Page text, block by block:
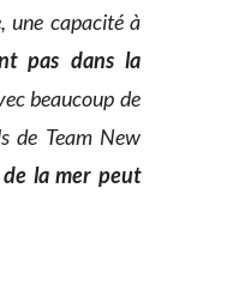
une capacité à
pas dans la
beaucoup de
de Team New
de la mer peut